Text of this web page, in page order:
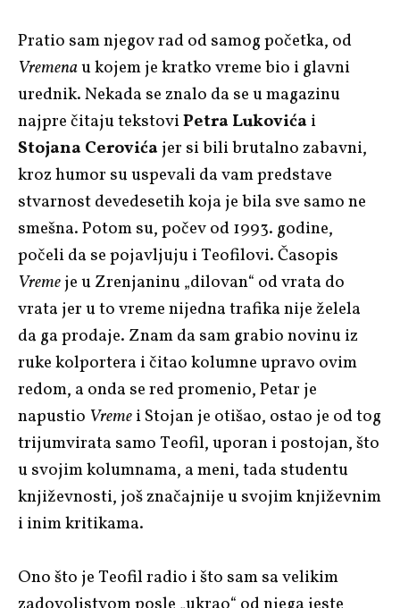
Pratio sam njegov rad od samog početka, od
Vremenau kojem je kratko vreme bio i glavni
urednik. Nekada se znalo da se u magazinu
najpre čitaju tekstoviPetra Lukovićai
Stojana Cerovićajer si bili brutalno zabavni,
kroz humor su uspevali da vam predstave
stvarnost devedesetih koja je bila sve samo ne
smešna. Potom su, počev od 1993. godine,
počeli da se pojavljuju i Teofilovi.Časopis
Vremeje u Zrenjaninu „dilovan“ od vrata do
vrata jer u to vreme nijedna trafika nije želela
da ga prodaje. Znam da sam grabio novinu iz
ruke kolportera i čitao kolumne upravo ovim
redom, a onda se red promenio, Petar je
napustio Vremei Stojan je otišao, ostao je od tog
trijumvirata samo Teofil, uporan i postojan, što
u svojim kolumnama, a meni, tada studentu
književnosti, još značajnije u svojim književnim
i inim kritikama.
Ono što je Teofil radio i što sam sa velikim